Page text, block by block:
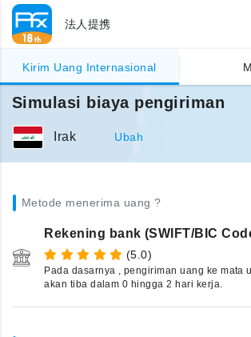
法人提携
Kirim Uang Internasional
Simulasi biaya pengiriman
Irak Ubah
Metode menerima uang ?
Rekening bank (SWIFT/BIC
(5.0)
Pada dasarnya , pengiriman uang ke mata
akan tiba dalam 0 hingga 2 hari kerja.